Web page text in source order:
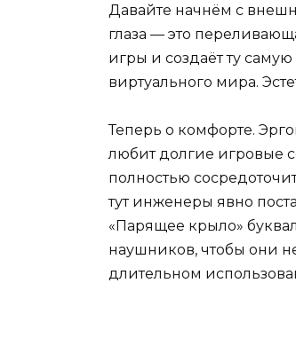
Давайте начнём с
глаза — это
игры и создаёт ту
виртуального мира.
Теперь о комфорте.
любит долгие игровые
полностью
тут инженеры явно
«Парящее крыло»
наушников, чтобы они
длительном